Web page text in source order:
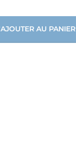
AJOUTER AU PANIER